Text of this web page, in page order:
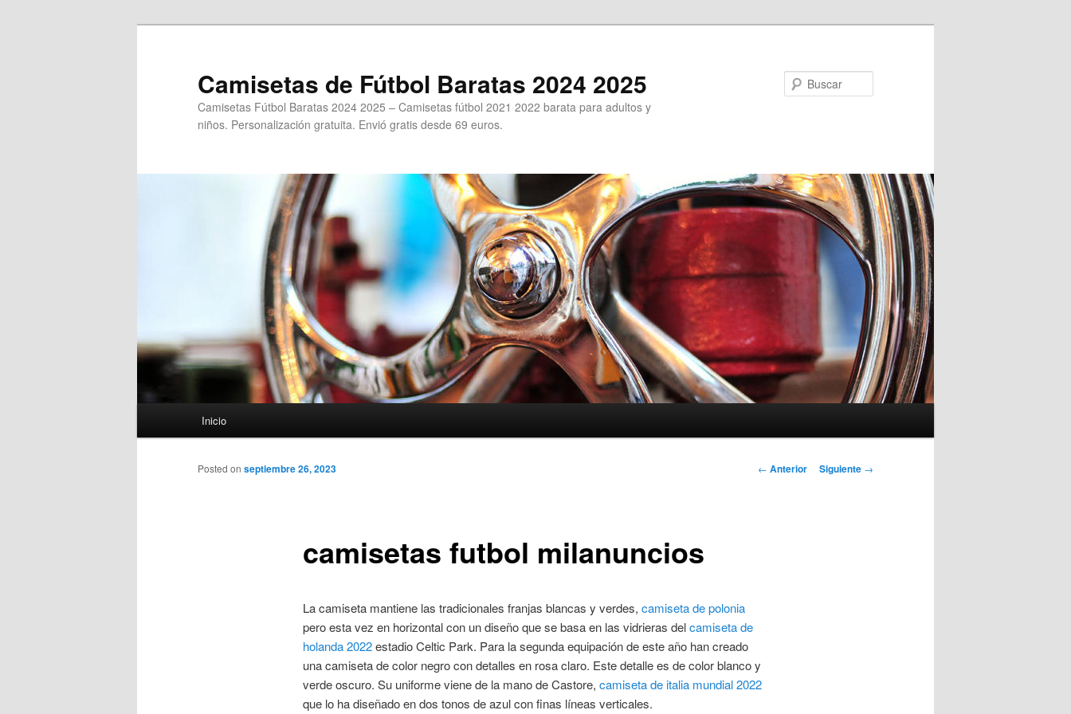
Camisetas de Fútbol Baratas 2024 2025
Camisetas Fútbol Baratas 2024 2025 – Camisetas fútbol 2021 2022 barata para adultos y
niños. Personalización gratuita. Envió gratis desde 69 euros.
Inicio
Navegación
← Anterior Siguiente →
camisetas futbol milanuncios
Posted on septiembre 26, 2023
La camiseta mantiene las tradicionales franjas blancas y verdes, camiseta de polonia
pero esta vez en horizontal con un diseño que se basa en las vidrieras delcamiseta de
holanda 2022estadio Celtic Park. Para la segunda equipación de este año han creado
una camiseta de color negro con detalles en rosa claro. Este detalle es de color blanco y
verde oscuro. Su uniforme viene de la mano de Castore, camiseta de italia mundial 2022
que lo ha diseñado en dos tonos de azul con finas líneas verticales.